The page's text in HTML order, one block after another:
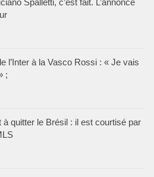
Spalletti, c’est fait. L’annonce
l’Inter à la Vasco Rossi : « Je vais
;
à quitter le Brésil : il est courtisé par